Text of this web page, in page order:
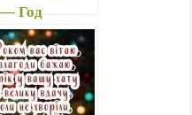
Год
в стихах,